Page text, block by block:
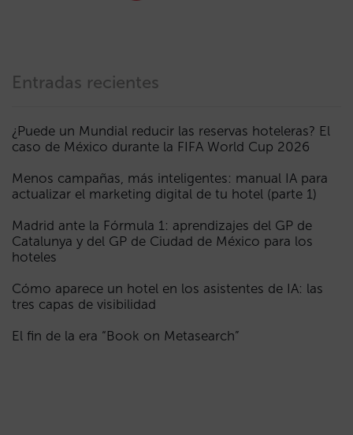
Entradas recientes
¿Puede un Mundial reducir las reservas hoteleras? El
caso de México durante la FIFA World Cup 2026
Menos campañas, más inteligentes: manual IA para
actualizar el marketing digital de tu hotel (parte 1)
Madrid ante la Fórmula 1: aprendizajes del GP de
Catalunya y del GP de Ciudad de México para los
hoteles
Cómo aparece un hotel en los asistentes de IA: las
tres capas de visibilidad
El fin de la era “Book on Metasearch”